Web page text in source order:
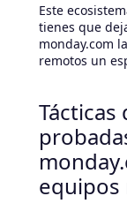
Este
tienes que
monday.com
remotos un